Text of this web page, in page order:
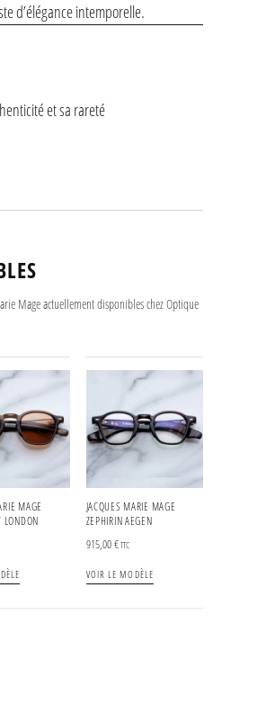
d’élégance intemporelle.
et sa rareté
Mage actuellement disponibles chez Optique
MAGE
LONDON
JACQUES MARIE MAGE
ZEPHIRIN AEGEN
915,00€TTC
VOIR LE MODÈLE